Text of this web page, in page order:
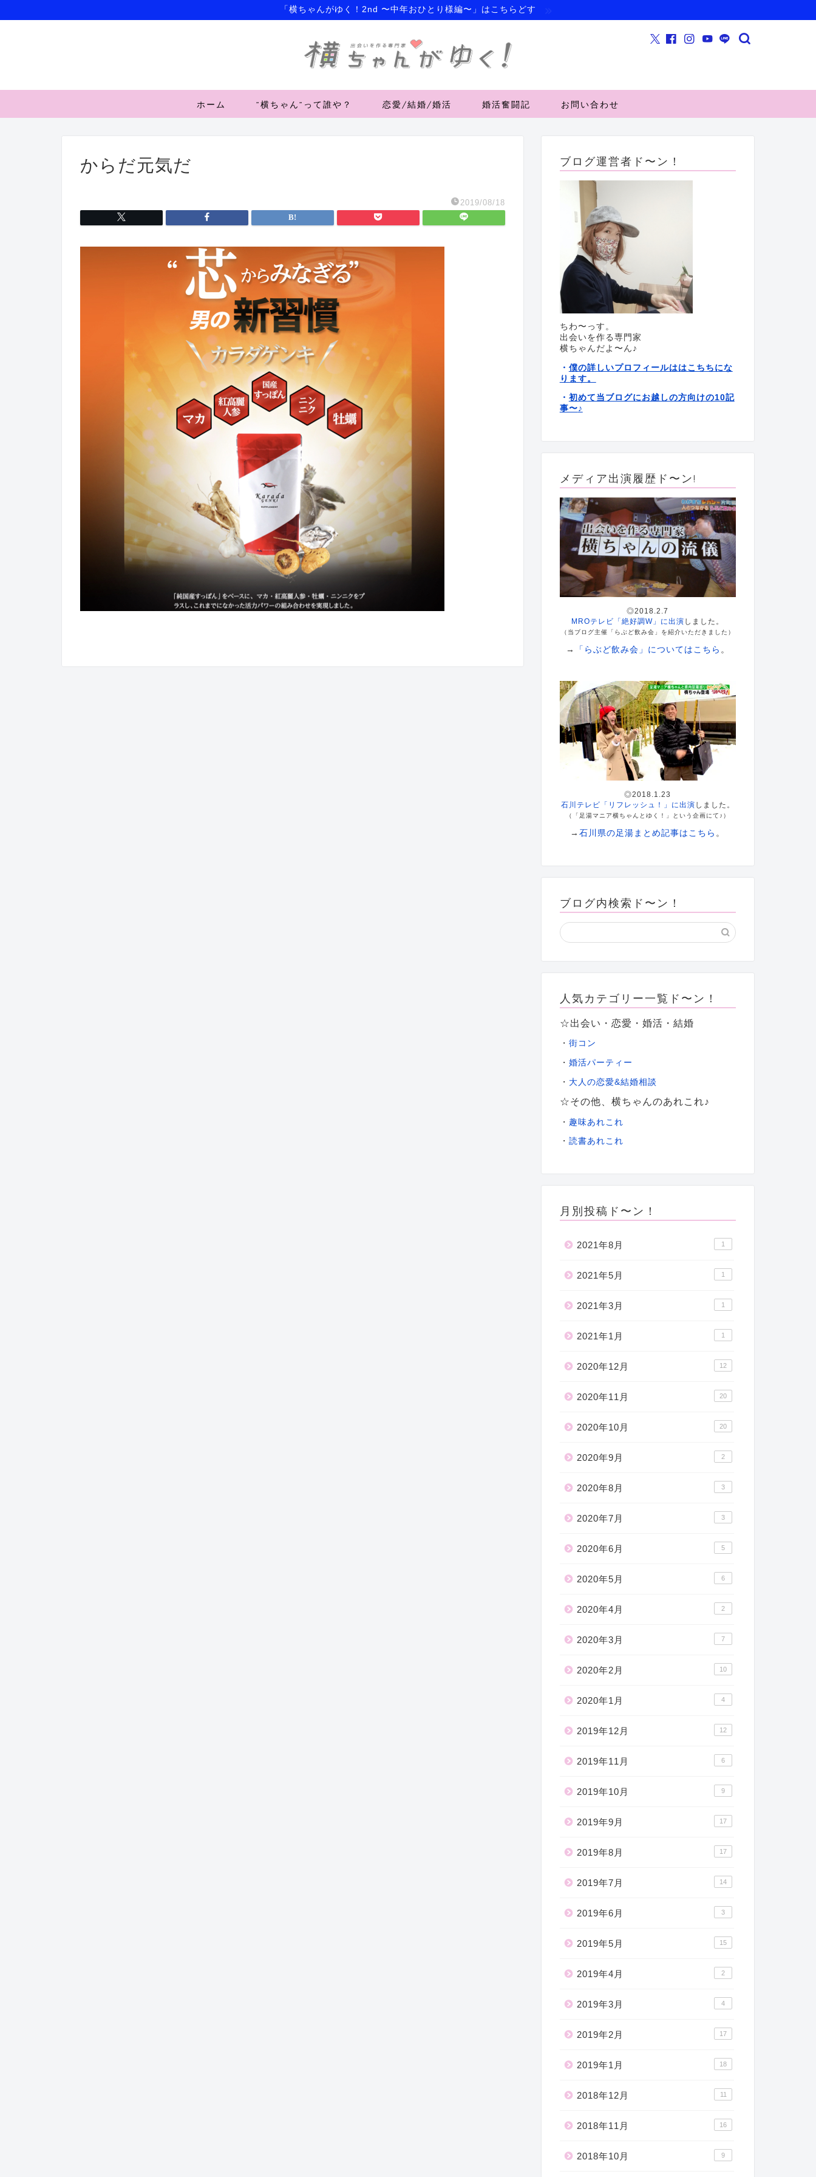
「横ちゃんがゆく！2nd 〜中年おひとり様編〜」はこちらどす
ホーム ”横ちゃん”って誰や？ 恋愛/結婚/婚活 婚活奮闘記 お問い合わせ
からだ元気だ
2019/08/18
ブログ運営者ド〜ン！
ちわ〜っす。
出会いを作る専門家
横ちゃんだよ〜ん♪
・ 僕の詳しいプロフィールははこちちにな
ります。
・ 初めて当ブログにお越しの方向けの10記
事〜♪
メディア出演履歴ド〜ン!
◎2018.2.7
MROテレビ「絶好調W」に出演 しました。
（当ブログ主催「らぶど飲み会」を紹介いただきました）
→ 「らぶど飲み会」についてはこちら 。
◎2018.1.23
石川テレビ「リフレッシュ！」に出演 しました。
（「足湯マニア横ちゃんとゆく！」という企画にて♪）
→石川県の足湯まとめ記事はこちら 。
ブログ内検索ド〜ン！
人気カテゴリー一覧ド〜ン！
☆出会い・恋愛・婚活・結婚
・ 街コン
・ 婚活パーティー
・ 大人の恋愛&結婚相談
☆その他、横ちゃんのあれこれ♪
・ 趣味あれこれ
・ 読書あれこれ
月別投稿ド〜ン！
2021年8月 1
2021年5月 1
2021年3月 1
2021年1月 1
2020年12月 12
2020年11月 20
2020年10月 20
2020年9月 2
2020年8月 3
2020年7月 3
2020年6月 5
2020年5月 6
2020年4月 2
2020年3月 7
2020年2月 10
2020年1月 4
2019年12月 12
2019年11月 6
2019年10月 9
2019年9月 17
2019年8月 17
2019年7月 14
2019年6月 3
2019年5月 15
2019年4月 2
2019年3月 4
2019年2月 17
2019年1月 18
2018年12月 11
2018年11月 16
2018年10月 9